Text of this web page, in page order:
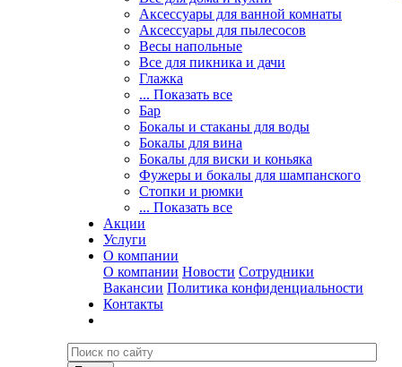
Аксессуары для ванной комнаты
Аксессуары для пылесосов
Весы напольные
Все для пикника и дачи
Глажка
... Показать все
Бар
Бокалы и стаканы для воды
Бокалы для вина
Бокалы для виски и коньяка
Фужеры и бокалы для шампанского
Стопки и рюмки
... Показать все
Акции
Услуги
О компании
О компании Новости Сотрудники
Вакансии Политика конфиденциальности
Контакты